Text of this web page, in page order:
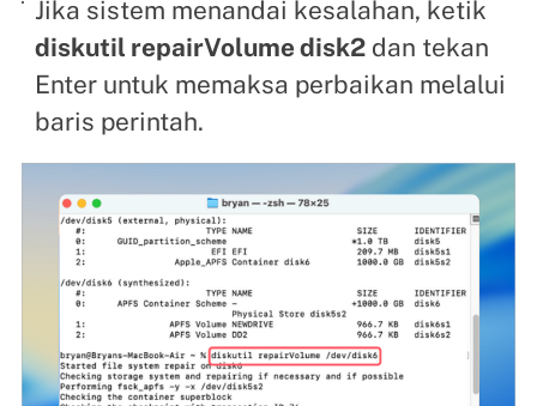
Jika sistem menandai kesalahan, ketik
diskutil repairVolume disk2 dan tekan
Enter untuk memaksa perbaikan melalui
baris perintah.